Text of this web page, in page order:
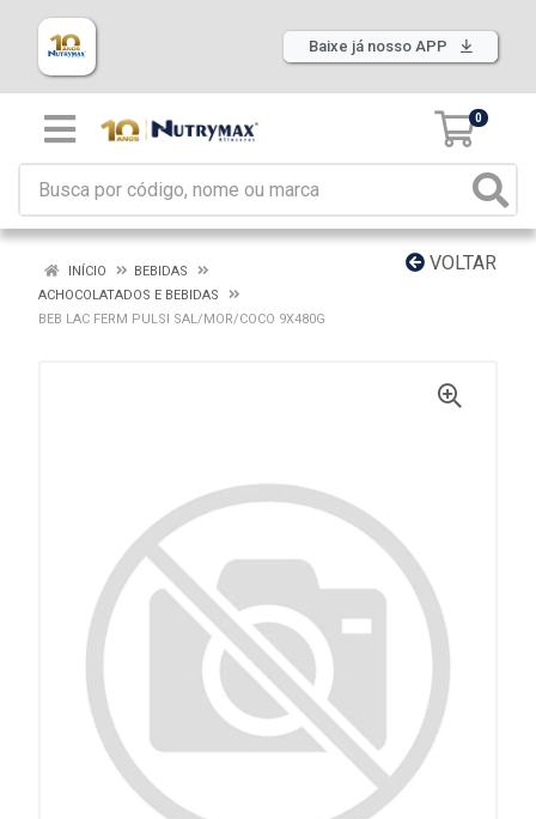
Baixe já nosso APP
0
VOLTAR
INÍCIO
BEBIDAS
ACHOCOLATADOS E BEBIDAS
BEB LAC FERM PULSI SAL/MOR/COCO 9X480G